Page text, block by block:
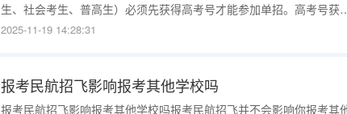
生、社会考生、普高生）必须先获得高考号才能参加单招。高考号获
方式与高考报名一致，未报名高考则无法参与单招。二、高考报名阶段
2025-11-19 14:28:31
报考民航招飞影响报考其他学校吗
报考民航招飞影响报考其他学校吗报考民航招飞并不会影响你报考其